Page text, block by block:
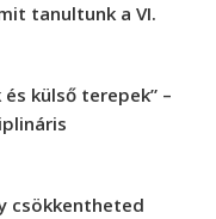
tanultunk a VI.
külső terepek” –
csökkentheted